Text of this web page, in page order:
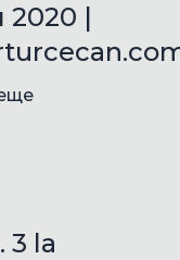
2020 |
3 la